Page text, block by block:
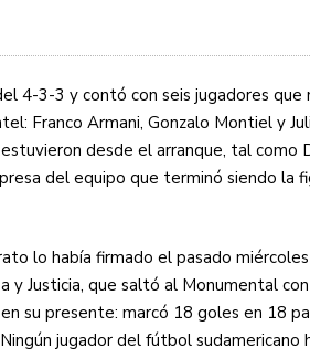
4-3-3 y contó con seis jugadores que
Franco Armani, Gonzalo Montiel y
desde el arranque, tal como
del equipo que terminó siendo la
lo había firmado el pasado
y Justicia, que saltó al Monumental
su presente: marcó 18 goles en 18
jugador del fútbol sudamericano